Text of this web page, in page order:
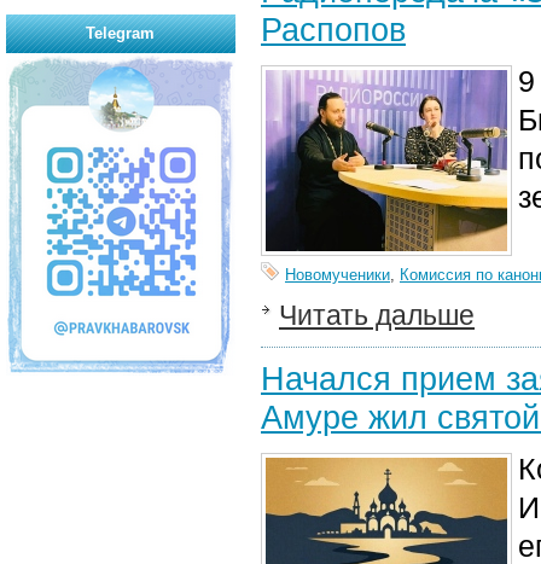
Распопов
Новомученики, Комиссия по
Читать дальше
Начался прием
Амуре жил
Telegram